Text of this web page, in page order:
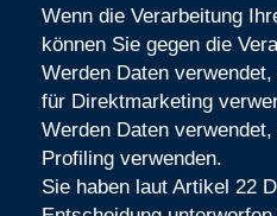
Wenn die Verarbeitung
können Sie gegen die
Werden Daten
für Direktmarketing
Werden Daten
Profiling verwenden.
Sie haben laut Artikel 22